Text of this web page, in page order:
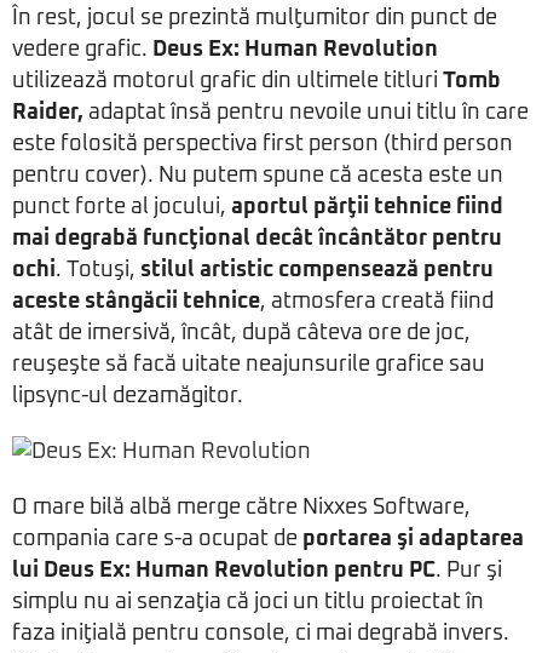
În rest, jocul se prezintă mulţumitor din punct de
vedere grafic. Deus Ex: Human Revolution
utilizează motorul grafic din ultimele titluri Tomb
Raider, adaptat însă pentru nevoile unui titlu în care
este folosită perspectiva first person (third person
pentru cover). Nu putem spune că acesta este un
punct forte al jocului, aportul părţii tehnice fiind
mai degrabă funcţional decât încântător pentru
ochi. Totuşi, stilul artistic compensează pentru
aceste stângăcii tehnice, atmosfera creată fiind
atât de imersivă, încât, după câteva ore de joc,
reuşeşte să facă uitate neajunsurile grafice sau
lipsync-ul dezamăgitor.
O mare bilă albă merge către Nixxes Software,
compania care s-a ocupat de portarea şi adaptarea
lui Deus Ex: Human Revolution pentru PC. Pur şi
simplu nu ai senzaţia că joci un titlu proiectat în
faza iniţială pentru console, ci mai degrabă invers.